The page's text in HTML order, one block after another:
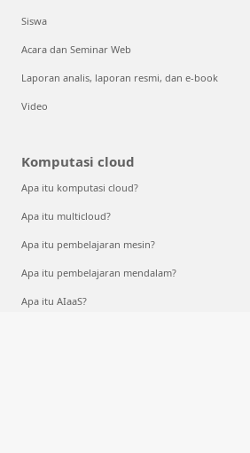
Siswa
Acara dan Seminar Web
Laporan analis, laporan resmi, dan e-book
Video
Komputasi cloud
Apa itu komputasi cloud?
Apa itu multicloud?
Apa itu pembelajaran mesin?
Apa itu pembelajaran mendalam?
Apa itu AIaaS?